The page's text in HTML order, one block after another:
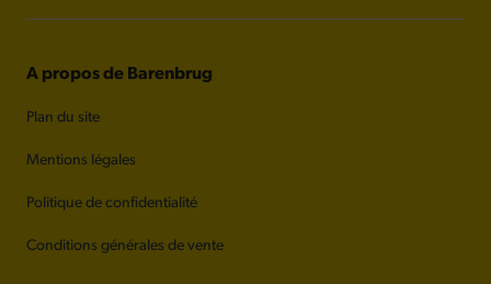
A propos de Barenbrug
Plan du site
Mentions légales
Politique de confidentialité
Conditions générales de vente